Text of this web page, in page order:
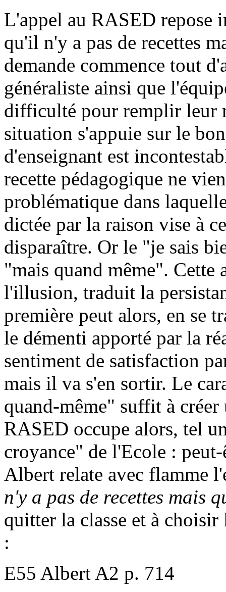
L'appel au RASED repose
qu'il n'y a pas de recettes
demande commence tout
généraliste ainsi que
difficulté pour remplir leur
situation s'appuie sur le
d'enseignant est
recette pédagogique ne
problématique dans
dictée par la raison vise à
disparaître. Or le "je sais
"mais quand même". Cette
l'illusion, traduit la
première peut alors, en se
le démenti apporté par la
sentiment de satisfaction
mais il va s'en sortir. Le
quand-même" suffit à
RASED occupe alors, tel
croyance" de l'Ecole :
Albert relate avec flamme
n'y a pas de recettes mais
quitter la classe et à
:
E55 Albert A2 p. 714